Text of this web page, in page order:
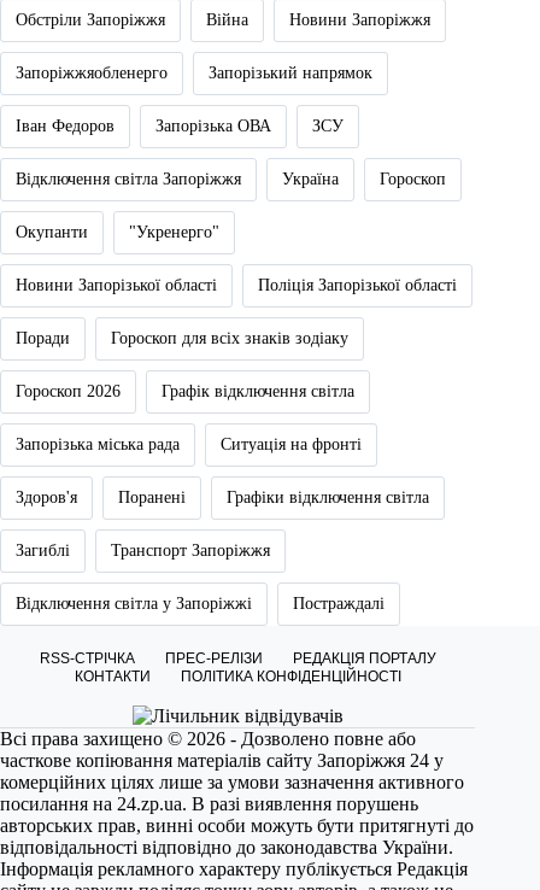
Обстріли Запоріжжя Війна Новини Запоріжжя
Запоріжжяобленерго Запорізький напрямок
Іван Федоров Запорізька ОВА ЗСУ
Відключення світла Запоріжжя Україна Гороскоп
Окупанти "Укренерго"
Новини Запорізької області Поліція Запорізької області
Поради Гороскоп для всіх знаків зодіаку
Гороскоп 2026 Графік відключення світла
Запорізька міська рада Ситуація на фронті
Здоров'я Поранені Графіки відключення світла
Загиблі Транспорт Запоріжжя
Відключення світла у Запоріжжі Постраждалі
RSS-СТРІЧКА ПРЕС-РЕЛІЗИ
РЕДАКЦІЯ ПОРТАЛУ
КОНТАКТИ
ПОЛІТИКА КОНФІДЕНЦІЙНОСТІ
Всі права захищено © 2026 - Дозволено повне або
часткове копіювання матеріалів сайту Запоріжжя 24 у
комерційних цілях лише за умови зазначення активного
посилання на 24.zp.ua. В разі виявлення порушень
авторських прав, винні особи можуть бути притягнуті до
відповідальності відповідно до законодавства України.
Інформація рекламного характеру публікується Редакція